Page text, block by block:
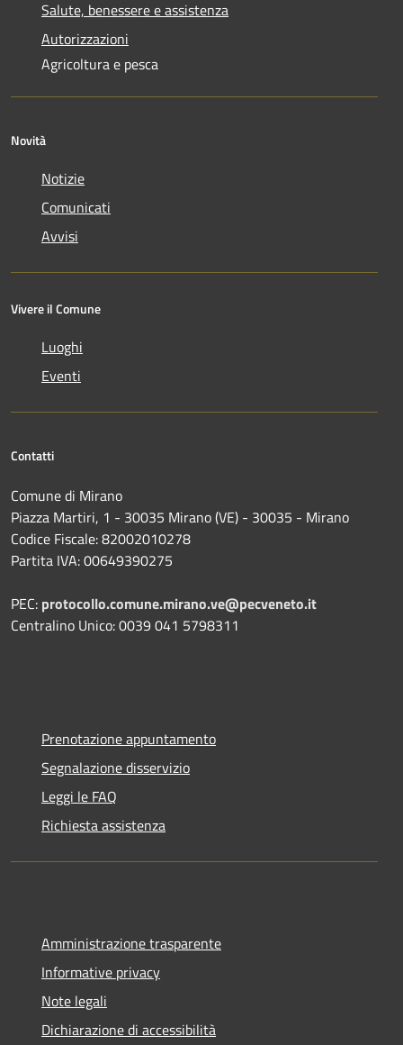
Salute, benessere e assistenza
Autorizzazioni
Agricoltura e pesca
Novità
Notizie
Comunicati
Avvisi
Vivere il Comune
Luoghi
Eventi
Contatti
Comune di Mirano
Piazza Martiri, 1 - 30035 Mirano (VE) - 30035 - Mirano
Codice Fiscale: 82002010278
Partita IVA: 00649390275
PEC: protocollo.comune.mirano.ve@pecveneto.it
Centralino Unico: 0039 041 5798311
Prenotazione appuntamento
Segnalazione disservizio
Leggi le FAQ
Richiesta assistenza
Amministrazione trasparente
Informative privacy
Note legali
Dichiarazione di accessibilità